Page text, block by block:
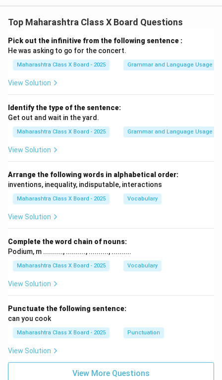
Top Maharashtra Class X Board Questions
Pick out the infinitive from the following sentence :
He was asking to go for the concert.
Maharashtra Class X Board - 2025 Grammar and Language Usage
View Solution
Identify the type of the sentence:
Get out and wait in the yard.
Maharashtra Class X Board - 2025 Grammar and Language Usage
View Solution
Arrange the following words in alphabetical order:
inventions, inequality, indisputable, interactions
Maharashtra Class X Board - 2025 Vocabulary
View Solution
Complete the word chain of nouns:
Podium, m .........., .........., .........., ..........
Maharashtra Class X Board - 2025 Vocabulary
View Solution
Punctuate the following sentence:
can you cook
Maharashtra Class X Board - 2025 Punctuation
View Solution
View More Questions